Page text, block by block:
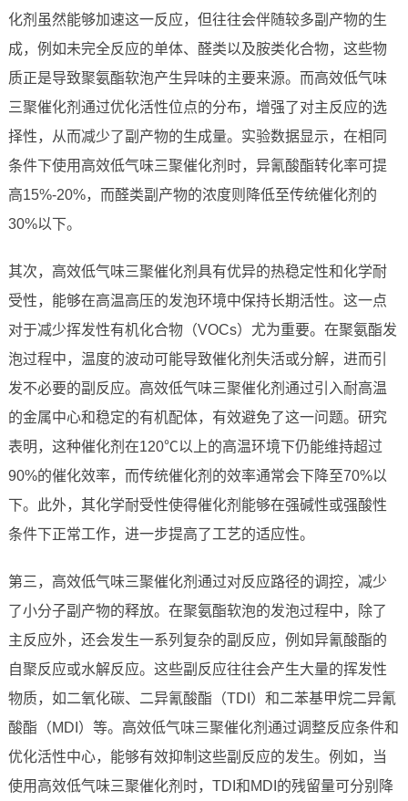
化剂虽然能够加速这一反应，但往往会伴随较多副产物的生
成，例如未完全反应的单体、醛类以及胺类化合物，这些物
质正是导致聚氨酯软泡产生异味的主要来源。而高效低气味
三聚催化剂通过优化活性位点的分布，增强了对主反应的选
择性，从而减少了副产物的生成量。实验数据显示，在相同
条件下使用高效低气味三聚催化剂时，异氰酸酯转化率可提
高15%-20%，而醛类副产物的浓度则降低至传统催化剂的
30%以下。
其次，高效低气味三聚催化剂具有优异的热稳定性和化学耐
受性，能够在高温高压的发泡环境中保持长期活性。这一点
对于减少挥发性有机化合物（VOCs）尤为重要。在聚氨酯发
泡过程中，温度的波动可能导致催化剂失活或分解，进而引
发不必要的副反应。高效低气味三聚催化剂通过引入耐高温
的金属中心和稳定的有机配体，有效避免了这一问题。研究
表明，这种催化剂在120℃以上的高温环境下仍能维持超过
90%的催化效率，而传统催化剂的效率通常会下降至70%以
下。此外，其化学耐受性使得催化剂能够在强碱性或强酸性
条件下正常工作，进一步提高了工艺的适应性。
第三，高效低气味三聚催化剂通过对反应路径的调控，减少
了小分子副产物的释放。在聚氨酯软泡的发泡过程中，除了
主反应外，还会发生一系列复杂的副反应，例如异氰酸酯的
自聚反应或水解反应。这些副反应往往会产生大量的挥发性
物质，如二氧化碳、二异氰酸酯（TDI）和二苯基甲烷二异氰
酸酯（MDI）等。高效低气味三聚催化剂通过调整反应条件和
优化活性中心，能够有效抑制这些副反应的发生。例如，当
使用高效低气味三聚催化剂时，TDI和MDI的残留量可分别降